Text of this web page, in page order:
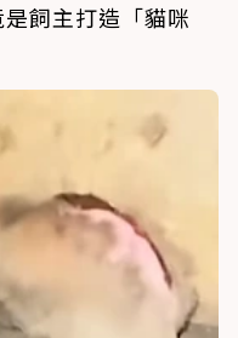
飼主打造「貓咪